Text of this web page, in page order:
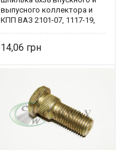
выпусного коллектора и
КПП ВАЗ 2101-07, 1117-19,
14,06